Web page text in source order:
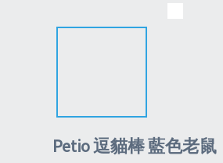
Petio 逗貓棒 藍色老鼠